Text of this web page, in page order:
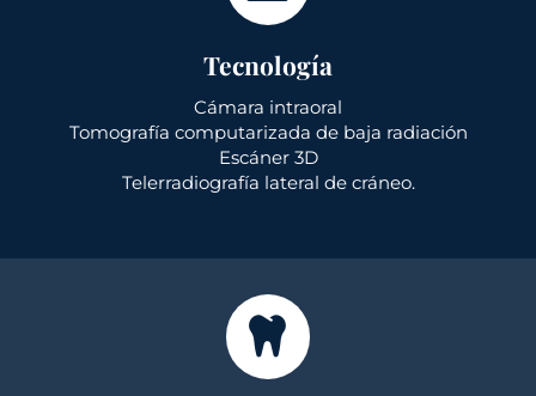
Tecnología
Cámara intraoral
Tomografía computarizada de baja radiación
Escáner 3D
Telerradiografía lateral de cráneo.